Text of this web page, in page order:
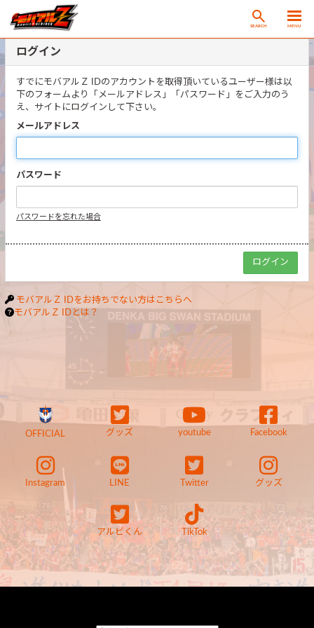
SEARCH MENU
ログイン
すでにモバアルＺ IDのアカウントを取得頂いているユーザー様は以
下のフォームより「メールアドレス」「パスワード」をご入力のう
え、サイトにログインして下さい。
メールアドレス
パスワード
パスワードを忘れた場合
モバアルＺ IDをお持ちでない方はこちらへ
モバアルＺ IDとは？
OFFICIAL グッズ youtube Facebook
Instagram LINE Twitter グッズ
アルビくん TikTok